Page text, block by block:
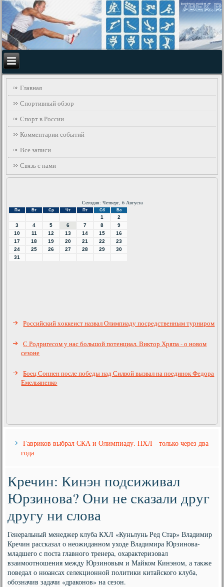
Главная
Спортивный обзор
Спорт в России
Комментарии событий
Все записи
Связь с нами
Сегодня: Четверг, 6 Августа
Пн Вт Ср Чт Пт Сб Вс
1
2
3
4 5 6 7 8
9
10
11 12 13 14 15
16
17
18 19 20 21 22
23
24
25 26 27 28 29
30
31
Российский хоккеист назвал Олимпиаду посредственным турниром
С Родригесом у нас большой потенциал. Виктор Хряпа - о новом
сезоне
Боец Соннен после победы над Силвой вызвал на поединок Федора
Емельяненко
Гавриков выбрал СКА и Олимпиаду. НХЛ - только через два
года
Кречин: Кинэн подсиживал
Юрзинова? Они не сказали друг
другу ни слова
Генеральный менеджер клуба КХЛ «Куньлунь Ред Стар» Владимир
Кречин рассказал о неожиданном уходе Владимира Юрзинова-
младшего с поста главного тренера, охарактеризовал
взаимоотношения между Юрзиновым и Майком Кинэном, а также
поведал о нюансах селекционной политики китайского клуба,
обозначив задачи «драконов» на сезон.